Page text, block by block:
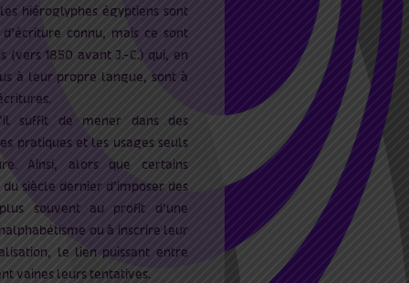
hiéroglyphes égyptiens sont
connu, mais ce sont
(vers 1850 avant J.-C.) qui, en
à leur propre langue, sont à
suffit de mener dans des
pratiques et les usages seuls
Ainsi, alors que certains
siècle dernier d’imposer des
souvent au profit d’une
ou à inscrire leur
le lien puissant entre
vaines leurs tentatives.